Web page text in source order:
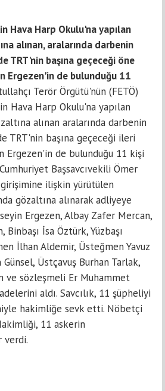
Hava Harp Okulu'na yapılan
alınan, aralarında darbenin
TRT'nin başına geçeceği öne
Ergezen'in de bulunduğu 11
Terör Örgütü'nün (FETÖ)
Hava Harp Okulu'na yapılan
alınan aralarında darbenin
TRT'nin başına geçeceği ileri
Ergezen'in de bulunduğu 11 kişi
Başsavcıvekili Ömer
girişimine ilişkin yürütülen
gözaltına alınarak adliyeye
Ergezen, Albay Zafer Mercan,
Binbaşı İsa Öztürk, Yüzbaşı
İlhan Aldemir, Üsteğmen Yavuz
Günsel, Üstçavuş Burhan Tarlak,
ve sözleşmeli Er Muhammet
aldı. Savcılık, 11 şüpheliyi
hakimliğe sevk etti. Nöbetçi
11 askerin
verdi.